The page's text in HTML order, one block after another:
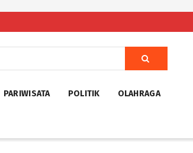
PARIWISATA POLITIK OLAHRAGA